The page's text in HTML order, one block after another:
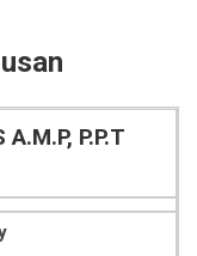
P.P.T